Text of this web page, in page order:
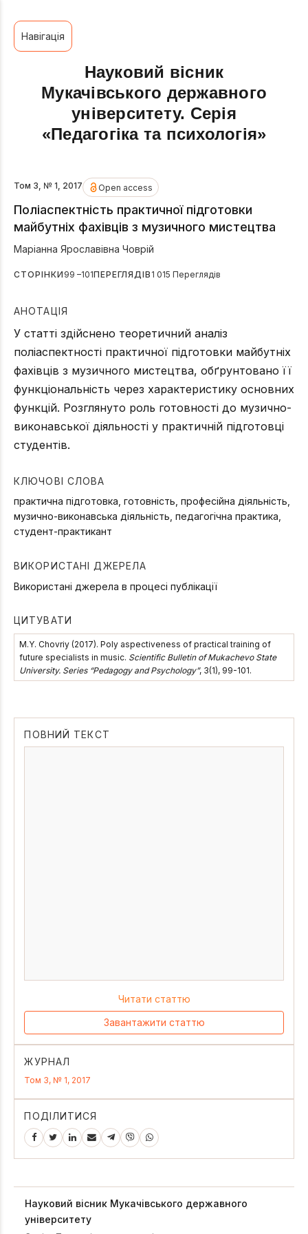
Навігація
Науковий вісник
Мукачівського державного
університету. Серія
«Педагогіка та психологія»
Том 3, № 1, 2017 Open access
Поліаспектність практичної підготовки
майбутніх фахівців з музичного мистецтва
Маріанна Ярославівна Човрій
СТОРІНКИ 99 –101ПЕРЕГЛЯДІВ 1 015 Переглядів
АНОТАЦІЯ
У статті здійснено теоретичний аналіз
поліаспектності практичної підготовки майбутніх
фахівців з музичного мистецтва, обґрунтовано її
функціональність через характеристику основних
функцій. Розглянуто роль готовності до музично-
виконавської діяльності у практичній підготовці
студентів.
КЛЮЧОВІ СЛОВА
практична підготовка, готовність, професійна діяльність,
музично-виконавська діяльність, педагогічна практика,
студент-практикант
ВИКОРИСТАНІ ДЖЕРЕЛА
Використані джерела в процесі публікації
ЦИТУВАТИ
М.Y. Chovriy (2017). Poly aspectiveness of practical training of
future specialists in music. Scientific Bulletin of Mukachevo State
University. Series “Pedagogy and Psychology”, 3(1), 99-101.
ПОВНИЙ ТЕКСТ
Читати статтю
Завантажити статтю
ЖУРНАЛ
Том 3, № 1, 2017
ПОДІЛИТИСЯ
Науковий вісник Мукачівського державного
університету